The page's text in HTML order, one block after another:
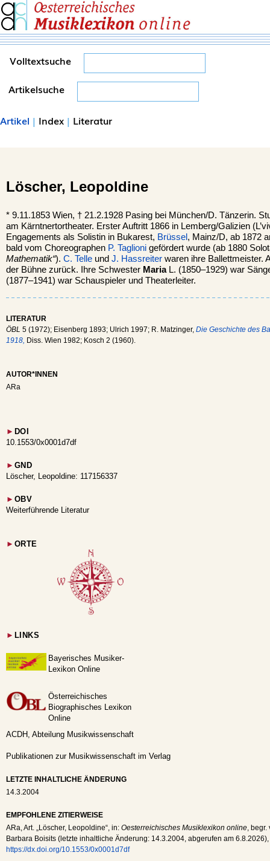
Volltextsuche
Artikelsuche
Artikel | Index | Literatur
Löscher, Leopoldine
* 9.11.1853 Wien, † 21.2.1928 Pasing bei München/D. Tänzerin.
am Kärntnertortheater. Erster Auftritt 1866 in Lemberg/Galizien
Engagements als Solistin in Bukarest, Brüssel , Mainz/D, ab 1872
bald vom Choreographen P. Taglioni gefördert wurde (ab 1880
Mathematik“). C. Telle und J. Hassreiter waren ihre Ballettmeister.
der Bühne zurück. Ihre Schwester MariaL. (1850–1929) war
(1877–1941) war Schauspieler und Theaterleiter.
LITERATUR
ÖBL 5 (1972); Eisenberg 1893; Ulrich 1997; R. Matzinger, Die Geschichte des
1918, Diss. Wien 1982; Kosch 2 (1960).
AUTOR*INNEN
ARa
► DOI
10.1553/0x0001d7df
► GND
Löscher, Leopoldine: 117156337
► OBV
Weiterführende Literatur
► ORTE
► LINKS
Bayerisches Musiker-
Lexikon Online
Österreichisches
Biographisches Lexikon
Online
ACDH, Abteilung Musikwissenschaft
Publikationen zur Musikwissenschaft im Verlag
LETZTE INHALTLICHE ÄNDERUNG
14.3.2004
EMPFOHLENE ZITIERWEISE
ARa , Art. „Löscher, Leopoldine“, in: Oesterreichisches Musiklexikon online ,
Barbara Boisits (letzte inhaltliche Änderung: 14.3.2004 , abgerufen am 6.8.2026),
https://dx.doi.org/10.1553/0x0001d7df